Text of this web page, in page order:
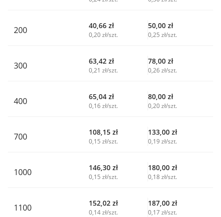
200 40,66 zł
0,20 zł/szt.
50,00 zł
0,25 zł/szt.
300 63,42 zł
0,21 zł/szt.
78,00 zł
0,26 zł/szt.
400 65,04 zł
0,16 zł/szt.
80,00 zł
0,20 zł/szt.
700 108,15 zł
0,15 zł/szt.
133,00 zł
0,19 zł/szt.
1000 146,30 zł
0,15 zł/szt.
180,00 zł
0,18 zł/szt.
1100 152,02 zł
0,14 zł/szt.
187,00 zł
0,17 zł/szt.